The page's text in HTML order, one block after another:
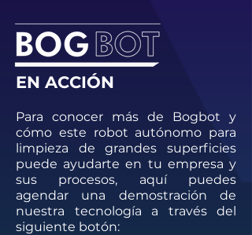
EN ACCIÓN
Para conocer más de Bogbot y
cómo este robot autónomo para
limpieza de grandes superficies
puede ayudarte en tu empresa y
sus procesos, aquí puedes
agendar una demostración de
nuestra tecnología a través del
siguiente botón: